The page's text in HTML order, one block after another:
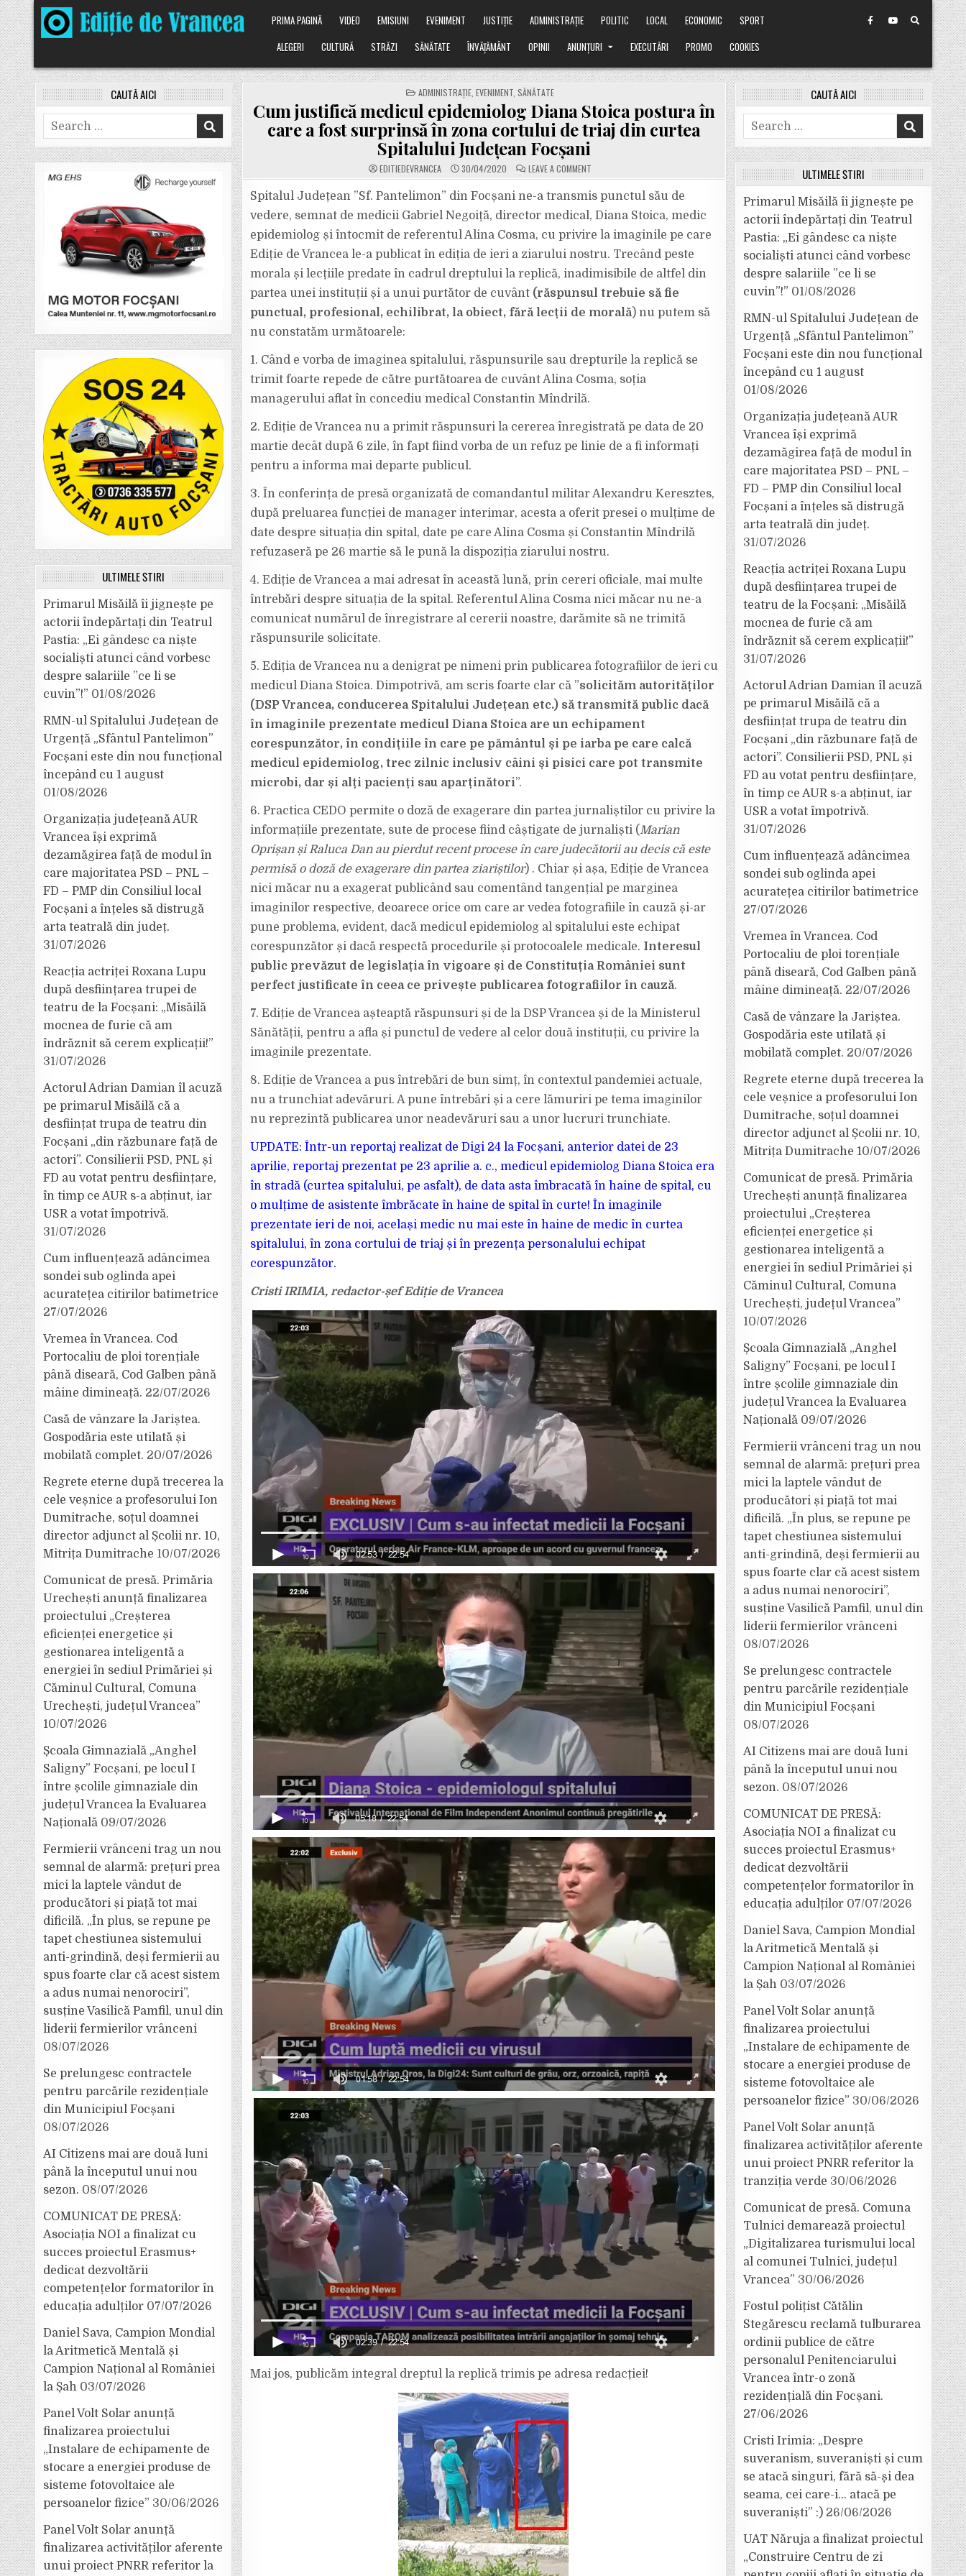
Skip
to
content
PRIMA PAGINĂ VIDEO EMISIUNI EVENIMENT JUSTIȚIE ADMINISTRAȚIE POLITIC LOCAL ECONOMIC
SPORT
ALEGERI
CULTURĂ STRĂZI SĂNĂTATE ÎNVĂȚĂMÂNT OPINII ANUNȚURI EXECUTĂRI PROMO COOKIES
POSTED
IN
ADMINISTRAȚIE ,EVENIMENT SĂNĂTATE
Cum justifică medicul epidemiolog Diana Stoica postura în
care a fost surprinsă în zona cortului de triaj din curtea
Spitalului Județean Focșani
EDITIEDEVRANCEA 30/04/2020 LEAVE A COMMENT
CUM
MEDICUL
EPIDEMIOLOG
DIANA
STOICA
POSTURA
ÎN
A
SURPRINSĂ
ÎN
ZONA
CORTULUI
TRIAJ
FOCȘANI
Spitalul Județean ”Sf. Pantelimon” din Focșani ne-a transmis punctul său de
vedere, semnat de medicii Gabriel Negoiță, director medical, Diana Stoica, medic
epidemiolog și întocmit de referentul Alina Cosma, cu privire la imaginile pe care
Ediție de Vrancea le-a publicat în ediția de ieri a ziarului nostru. Trecând peste
morala și lecțiile predate în cadrul dreptului la replică, inadimisibile de altfel din
partea unei instituții și a unui purtător de cuvânt (răspunsul trebuie să fie
punctual, profesional, echilibrat, la obiect, fără lecții de morală) nu putem să
nu constatăm următoarele:
1. Când e vorba de imaginea spitalului, răspunsurile sau drepturile la replică se
trimit foarte repede de către purtătoarea de cuvânt Alina Cosma, soția
managerului aflat în concediu medical Constantin Mîndrilă.
2. Ediție de Vrancea nu a primit răspunsuri la cererea înregistrată pe data de 20
martie decât după 6 zile, în fapt fiind vorba de un refuz pe linie de a fi informați
pentru a informa mai departe publicul.
3. În conferința de presă organizată de comandantul militar Alexandru Keresztes,
după preluarea funcției de manager interimar, acesta a oferit presei o mulțime de
date despre situația din spital, date pe care Alina Cosma și Constantin Mîndrilă
refuzaseră pe 26 martie să le pună la dispoziția ziarului nostru.
4. Ediție de Vrancea a mai adresat în această lună, prin cereri oficiale, mai multe
întrebări despre situația de la spital. Referentul Alina Cosma nici măcar nu ne-a
comunicat numărul de înregistrare al cererii noastre, darămite să ne trimită
răspunsurile solicitate.
5. Ediția de Vrancea nu a denigrat pe nimeni prin publicarea fotografiilor de ieri cu
medicul Diana Stoica. Dimpotrivă, am scris foarte clar că ”solicităm autorităților
(DSP Vrancea, conducerea Spitalului Județean etc.) să transmită public dacă
în imaginile prezentate medicul Diana Stoica are un echipament
corespunzător, în condițiile în care pe pământul și pe iarba pe care calcă
medicul epidemiolog, trec zilnic inclusiv câini și pisici care pot transmite
microbi, dar și alți pacienți sau aparținători”.
6. Practica CEDO permite o doză de exagerare din partea jurnaliștilor cu privire la
informațiile prezentate, sute de procese fiind câștigate de jurnaliști (Marian
Oprișan și Raluca Dan au pierdut recent procese în care judecătorii au decis că este
permisă o doză de exagerare din partea ziariștilor) . Chiar și așa, Ediție de Vrancea
nici măcar nu a exagerat publicând sau comentând tangențial pe marginea
imaginilor respective, deoarece orice om care ar vedea fotografiile în cauză și-ar
pune problema, evident, dacă medicul epidemiolog al spitalului este echipat
corespunzător și dacă respectă procedurile și protocoalele medicale. Interesul
public prevăzut de legislația în vigoare și de Constituția României sunt
perfect justificate în ceea ce privește publicarea fotografiilor în cauză.
7. Ediție de Vrancea așteaptă răspunsuri și de la DSP Vrancea și de la Ministerul
Sănătății, pentru a afla și punctul de vedere al celor două instituții, cu privire la
imaginile prezentate.
8. Ediție de Vrancea a pus întrebări de bun simț, în contextul pandemiei actuale,
nu a trunchiat adevăruri. A pune întrebări și a cere lămuriri pe tema imaginilor
nu reprezintă publicarea unor neadevăruri sau a unor lucruri trunchiate.
UPDATE: Într-un reportaj realizat de Digi 24 la Focșani, anterior datei de 23
aprilie, reportaj prezentat pe 23 aprilie a. c., medicul epidemiolog Diana Stoica era
în stradă (curtea spitalului, pe asfalt), de data asta îmbracată în haine de spital, cu
o mulțime de asistente îmbrăcate în haine de spital în curte! În imaginile
prezentate ieri de noi, același medic nu mai este în haine de medic în curtea
spitalului, în zona cortului de triaj și în prezența personalului echipat
corespunzător.
Cristi IRIMIA, redactor-șef Ediție de Vrancea
Mai jos, publicăm integral dreptul la replică trimis pe adresa redacției!
CAUTĂ AICI
Search
for:
ULTIMELE ȘTIRI
Primarul Misăilă îi jignește pe
actorii îndepărtați din Teatrul
Pastia: „Ei gândesc ca niște
socialiști atunci când vorbesc
despre salariile ”ce li se
cuvin”!” 01/08/2026
RMN-ul Spitalului Județean de
Urgență „Sfântul Pantelimon”
Focșani este din nou funcțional
începând cu 1 august
01/08/2026
Organizația județeană AUR
Vrancea își exprimă
dezamăgirea față de modul în
care majoritatea PSD – PNL –
FD – PMP din Consiliul local
Focșani a înțeles să distrugă
arta teatrală din județ.
31/07/2026
Reacția actriței Roxana Lupu
după desființarea trupei de
teatru de la Focșani: „Misăilă
mocnea de furie că am
îndrăznit să cerem explicații!”
31/07/2026
Actorul Adrian Damian îl acuză
pe primarul Misăilă că a
desființat trupa de teatru din
Focșani „din răzbunare față de
actori”. Consilierii PSD, PNL și
FD au votat pentru desființare,
în timp ce AUR s-a abținut, iar
USR a votat împotrivă.
31/07/2026
Cum influențează adâncimea
sondei sub oglinda apei
acuratețea citirilor batimetrice
27/07/2026
Vremea în Vrancea. Cod
Portocaliu de ploi torențiale
până diseară, Cod Galben până
mâine dimineață. 22/07/2026
Casă de vânzare la Jariștea.
Gospodăria este utilată și
mobilată complet. 20/07/2026
Regrete eterne după trecerea la
cele veșnice a profesorului Ion
Dumitrache, soțul doamnei
director adjunct al Școlii nr. 10,
Mitrița Dumitrache 10/07/2026
Comunicat de presă. Primăria
Urechești anunță finalizarea
proiectului „Creșterea
eficienței energetice și
gestionarea inteligentă a
energiei în sediul Primăriei și
Căminul Cultural, Comuna
Urechești, județul Vrancea”
10/07/2026
Școala Gimnazială „Anghel
Saligny” Focșani, pe locul I
între școlile gimnaziale din
județul Vrancea la Evaluarea
Națională 09/07/2026
Fermierii vrânceni trag un nou
semnal de alarmă: prețuri prea
mici la laptele vândut de
producători și piață tot mai
dificilă. „În plus, se repune pe
tapet chestiunea sistemului
anti-grindină, deși fermierii au
spus foarte clar că acest sistem
a adus numai nenorociri”,
susține Vasilică Pamfil, unul din
liderii fermierilor vrânceni
08/07/2026
Se prelungesc contractele
pentru parcările rezidențiale
din Municipiul Focșani
08/07/2026
AI Citizens mai are două luni
până la începutul unui nou
sezon. 08/07/2026
COMUNICAT DE PRESĂ:
Asociația NOI a finalizat cu
succes proiectul Erasmus+
dedicat dezvoltării
competențelor formatorilor în
educația adulților 07/07/2026
Daniel Sava, Campion Mondial
la Aritmetică Mentală și
Campion Național al României
la Șah 03/07/2026
Panel Volt Solar anunță
finalizarea proiectului
„Instalare de echipamente de
stocare a energiei produse de
sisteme fotovoltaice ale
persoanelor fizice” 30/06/2026
Panel Volt Solar anunță
finalizarea activităților aferente
unui proiect PNRR referitor la
CAUTĂ AICI
Search
for:
ULTIMELE ȘTIRI
Primarul Misăilă îi jignește pe
actorii îndepărtați din Teatrul
Pastia: „Ei gândesc ca niște
socialiști atunci când vorbesc
despre salariile ”ce li se
cuvin”!” 01/08/2026
RMN-ul Spitalului Județean de
Urgență „Sfântul Pantelimon”
Focșani este din nou funcțional
începând cu 1 august
01/08/2026
Organizația județeană AUR
Vrancea își exprimă
dezamăgirea față de modul în
care majoritatea PSD – PNL –
FD – PMP din Consiliul local
Focșani a înțeles să distrugă
arta teatrală din județ.
31/07/2026
Reacția actriței Roxana Lupu
după desființarea trupei de
teatru de la Focșani: „Misăilă
mocnea de furie că am
îndrăznit să cerem explicații!”
31/07/2026
Actorul Adrian Damian îl acuză
pe primarul Misăilă că a
desființat trupa de teatru din
Focșani „din răzbunare față de
actori”. Consilierii PSD, PNL și
FD au votat pentru desființare,
în timp ce AUR s-a abținut, iar
USR a votat împotrivă.
31/07/2026
Cum influențează adâncimea
sondei sub oglinda apei
acuratețea citirilor batimetrice
27/07/2026
Vremea în Vrancea. Cod
Portocaliu de ploi torențiale
până diseară, Cod Galben până
mâine dimineață. 22/07/2026
Casă de vânzare la Jariștea.
Gospodăria este utilată și
mobilată complet. 20/07/2026
Regrete eterne după trecerea la
cele veșnice a profesorului Ion
Dumitrache, soțul doamnei
director adjunct al Școlii nr. 10,
Mitrița Dumitrache 10/07/2026
Comunicat de presă. Primăria
Urechești anunță finalizarea
proiectului „Creșterea
eficienței energetice și
gestionarea inteligentă a
energiei în sediul Primăriei și
Căminul Cultural, Comuna
Urechești, județul Vrancea”
10/07/2026
Școala Gimnazială „Anghel
Saligny” Focșani, pe locul I
între școlile gimnaziale din
județul Vrancea la Evaluarea
Națională 09/07/2026
Fermierii vrânceni trag un nou
semnal de alarmă: prețuri prea
mici la laptele vândut de
producători și piață tot mai
dificilă. „În plus, se repune pe
tapet chestiunea sistemului
anti-grindină, deși fermierii au
spus foarte clar că acest sistem
a adus numai nenorociri”,
susține Vasilică Pamfil, unul din
liderii fermierilor vrânceni
08/07/2026
Se prelungesc contractele
pentru parcările rezidențiale
din Municipiul Focșani
08/07/2026
AI Citizens mai are două luni
până la începutul unui nou
sezon. 08/07/2026
COMUNICAT DE PRESĂ:
Asociația NOI a finalizat cu
succes proiectul Erasmus+
dedicat dezvoltării
competențelor formatorilor în
educația adulților 07/07/2026
Daniel Sava, Campion Mondial
la Aritmetică Mentală și
Campion Național al României
la Șah 03/07/2026
Panel Volt Solar anunță
finalizarea proiectului
„Instalare de echipamente de
stocare a energiei produse de
sisteme fotovoltaice ale
persoanelor fizice” 30/06/2026
Panel Volt Solar anunță
finalizarea activităților aferente
unui proiect PNRR referitor la
tranziția verde 30/06/2026
Comunicat de presă. Comuna
Tulnici demarează proiectul
„Digitalizarea turismului local
al comunei Tulnici, județul
Vrancea” 30/06/2026
Fostul polițist Cătălin
Stegărescu reclamă tulburarea
ordinii publice de către
personalul Penitenciarului
Vrancea într-o zonă
rezidențială din Focșani.
27/06/2026
Cristi Irimia: „Despre
suveranism, suveraniști și cum
se atacă singuri, fără să-și dea
seama, cei care-i… atacă pe
suveraniști” :) 26/06/2026
UAT Năruja a finalizat proiectul
„Construire Centru de zi